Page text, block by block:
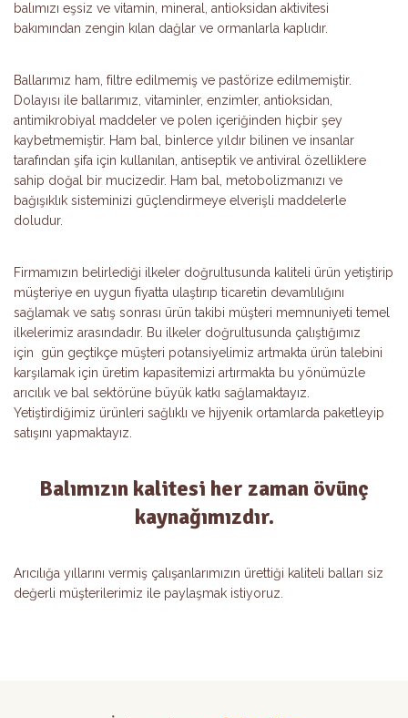
balımızı eşsiz ve vitamin, mineral, antioksidan aktivitesi
bakımından zengin kılan dağlar ve ormanlarla kaplıdır.
Ballarımız ham, filtre edilmemiş ve pastörize edilmemiştir.
Dolayısı ile ballarımız, vitaminler, enzimler, antioksidan,
antimikrobiyal maddeler ve polen içeriğinden hiçbir şey
kaybetmemiştir. Ham bal, binlerce yıldır bilinen ve insanlar
tarafından şifa için kullanılan, antiseptik ve antiviral özelliklere
sahip doğal bir mucizedir. Ham bal, metobolizmanızı ve
bağışıklık sisteminizi güçlendirmeye elverişli maddelerle
doludur.
Firmamızın belirlediği ilkeler doğrultusunda kaliteli ürün yetiştirip
müşteriye en uygun fiyatta ulaştırıp ticaretin devamlılığını
sağlamak ve satış sonrası ürün takibi müşteri memnuniyeti temel
ilkelerimiz arasındadır. Bu ilkeler doğrultusunda çalıştığımız
için gün geçtikçe müşteri potansiyelimiz artmakta ürün talebini
karşılamak için üretim kapasitemizi artırmakta bu yönümüzle
arıcılık ve bal sektörüne büyük katkı sağlamaktayız.
Yetiştirdiğimiz ürünleri sağlıklı ve hijyenik ortamlarda paketleyip
satışını yapmaktayız.
Balımızın kalitesi her zaman övünç
kaynağımızdır.
Arıcılığa yıllarını vermiş çalışanlarımızın ürettiği kaliteli balları siz
değerli müşterilerimiz ile paylaşmak istiyoruz.